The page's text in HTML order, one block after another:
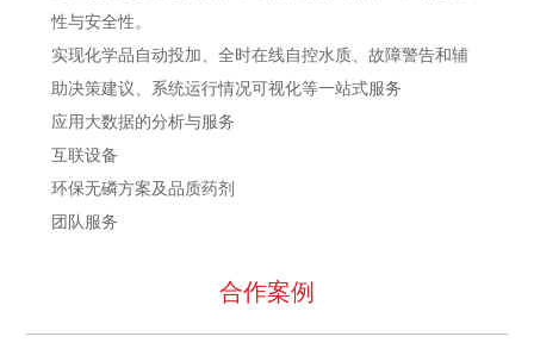
性与安全性。
实现化学品自动投加、全时在线自控水质、故障警告和辅
助决策建议、系统运行情况可视化等一站式服务
应用大数据的分析与服务
互联设备
环保无磷方案及品质药剂
团队服务
合作案例